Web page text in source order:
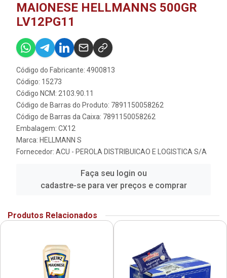
MAIONESE HELLMANNS 500GR
LV12PG11
Código do Fabricante: 4900813
Código: 15273
Código NCM: 2103.90.11
Código de Barras do Produto: 7891150058262
Código de Barras da Caixa: 7891150058262
Embalagem: CX12
Marca: HELLMANN S
Fornecedor: ACU - PEROLA DISTRIBUICAO E LOGISTICA S/A
Faça seu login ou
cadastre-se para ver preços e comprar
Produtos Relacionados